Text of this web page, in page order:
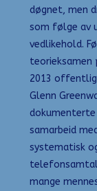
døgnet, men
som følge av
vedlikehold.
teorieksamen
2013
Glenn
dokumenterte
samarbeid
systematisk
mange